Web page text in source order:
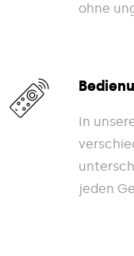
ohne
In
jeden